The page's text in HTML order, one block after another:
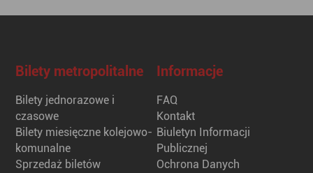
Bilety metropolitalne
Bilety jednorazowe i
czasowe
Bilety miesięczne kolejowo-
komunalne
Sprzedaż biletów
Informacje
FAQ
Kontakt
Biuletyn Informacji
Publicznej
Ochrona Danych